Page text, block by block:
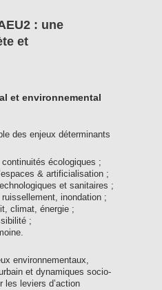
: une
et
et environnemental
des enjeux déterminants
écologiques ;
& artificialisation ;
et sanitaires ;
inondation ;
climat, énergie ;
;
environnementaux,
et dynamiques socio-
les leviers d’action